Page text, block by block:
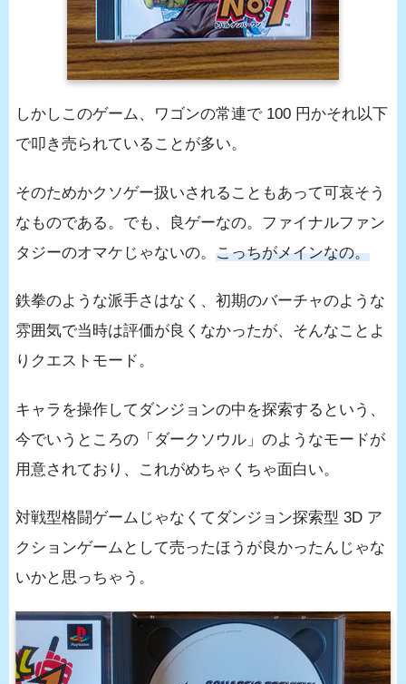
しかしこのゲーム、ワゴンの常連で 100 円かそれ以下
で叩き売られていることが多い。
そのためかクソゲー扱いされることもあって可哀そう
なものである。でも、良ゲーなの。ファイナルファン
タジーのオマケじゃないの。 こっちがメインなの。
鉄拳のような派手さはなく、初期のバーチャのような
雰囲気で当時は評価が良くなかったが、そんなことよ
りクエストモード。
キャラを操作してダンジョンの中を探索するという、
今でいうところの「ダークソウル」のようなモードが
用意されており、これがめちゃくちゃ面白い。
対戦型格闘ゲームじゃなくてダンジョン探索型 3D ア
クションゲームとして売ったほうが良かったんじゃな
いかと思っちゃう。